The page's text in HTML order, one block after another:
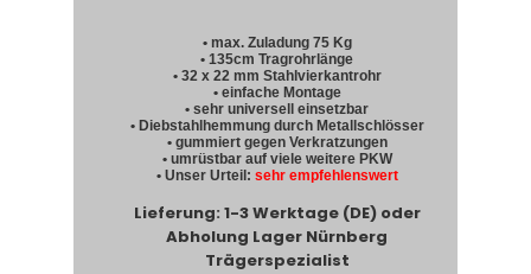
• max. Zuladung 75 Kg
• 135cm Tragrohrlänge
• 32 x 22 mm Stahlvierkantrohr
• einfache Montage
• sehr universell einsetzbar
• Diebstahlhemmung durch Metallschlösser
• gummiert gegen Verkratzungen
• umrüstbar auf viele weitere PKW
• Unser Urteil: sehr empfehlenswert
Lieferung: 1-3 Werktage (DE) oder
Abholung Lager Nürnberg
Trägerspezialist